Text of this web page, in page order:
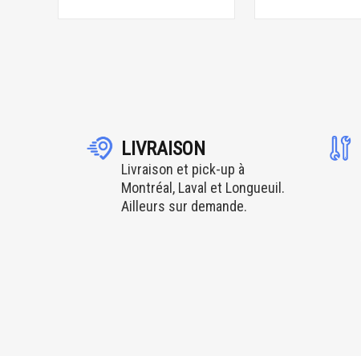
LIVRAISON
Livraison et pick-up à
Montréal, Laval et Longueuil.
Ailleurs sur demande.